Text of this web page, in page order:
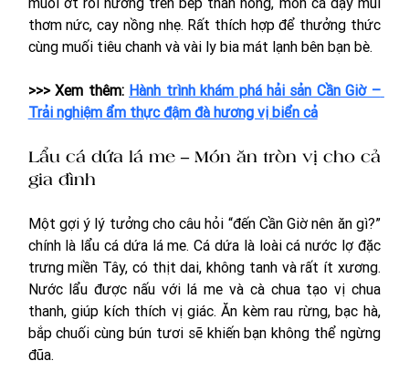
thơm nức, cay nồng nhẹ. Rất thích hợp để thưởng thức
cùng muối tiêu chanh và vài ly bia mát lạnh bên bạn bè.
>>> Xem thêm: Hành trình khám phá hải sản Cần Giờ –
Trải nghiệm ẩm thực đậm đà hương vị biển cả
Lẩu cá dứa lá me – Món ăn tròn vị cho cả
gia đình
Một gợi ý lý tưởng cho câu hỏi “đến Cần Giờ nên ăn gì?”
chính là lẩu cá dứa lá me. Cá dứa là loài cá nước lợ đặc
trưng miền Tây, có thịt dai, không tanh và rất ít xương.
Nước lẩu được nấu với lá me và cà chua tạo vị chua
thanh, giúp kích thích vị giác. Ăn kèm rau rừng, bạc hà,
bắp chuối cùng bún tươi sẽ khiến bạn không thể ngừng
đũa.